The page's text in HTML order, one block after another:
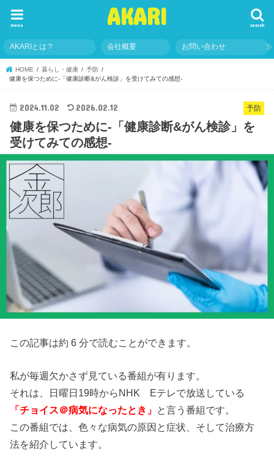
AKARI search
menu
AKARIとは？ 会社概要 お問い合わせ
HOME 暮らし・健康
予防
健康を保つために-「健康診断&がん検診」を受けてみての感想-
予防
2024.11.02 2026.02.12
健康を保つために-「健康診断&がん検診」を
受けてみての感想-
この記事は約 6 分で読むことができます。
私が毎週欠かさず見ている番組が有ります。
それは、日曜日19時からNHK Eテレで放送している
「チョイス＠病気になったとき」 と言う番組です。
この番組では、色々な病気の原因と症状、そして治療方
法を紹介しています。